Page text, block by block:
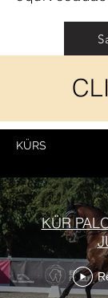
KÜRS
KÜR